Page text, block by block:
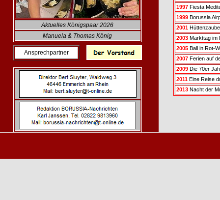
Aktuelles Königspaar 2026
Manuela & Thomas König
Ansprechpartner
1997 Fiesta
1999 Borussia
2001
2003 Markttag im
2005 Ball in Rot-
2007 Ferien auf
2009 Die 70er
2011 Eine Reise
2013 Nacht der